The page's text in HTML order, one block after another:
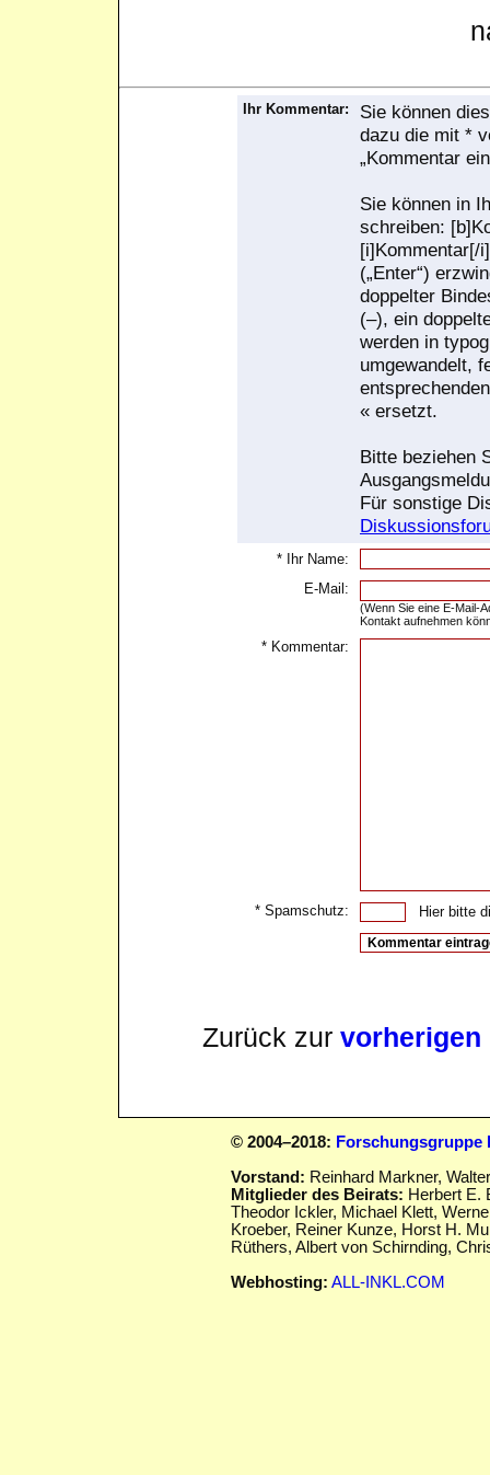
Ihr Kommentar:
Sie können
dazu die mit *
„Kommentar
Sie können in
schreiben:
[i]Kommentar[/
(„Enter“)
doppelter
(–), ein
werden in
umgewandelt,
« ersetzt.
Bitte beziehen
Für sonstige
* Ihr Name:
E-Mail:
(Wenn Sie eine E-Mail-
Kontakt aufnehmen
* Kommentar:
* Spamschutz: Hier bitte
Zurück zur vorherigen
© 2004–2018: Forschungsgruppe
Vorstand: Reinhard Markner,
Mitglieder des Beirats: Herbert E.
Theodor Ickler, Michael Klett,
Kroeber, Reiner Kunze, Horst H.
Rüthers, Albert von Schirnding,
Webhosting: ALL-INKL.COM